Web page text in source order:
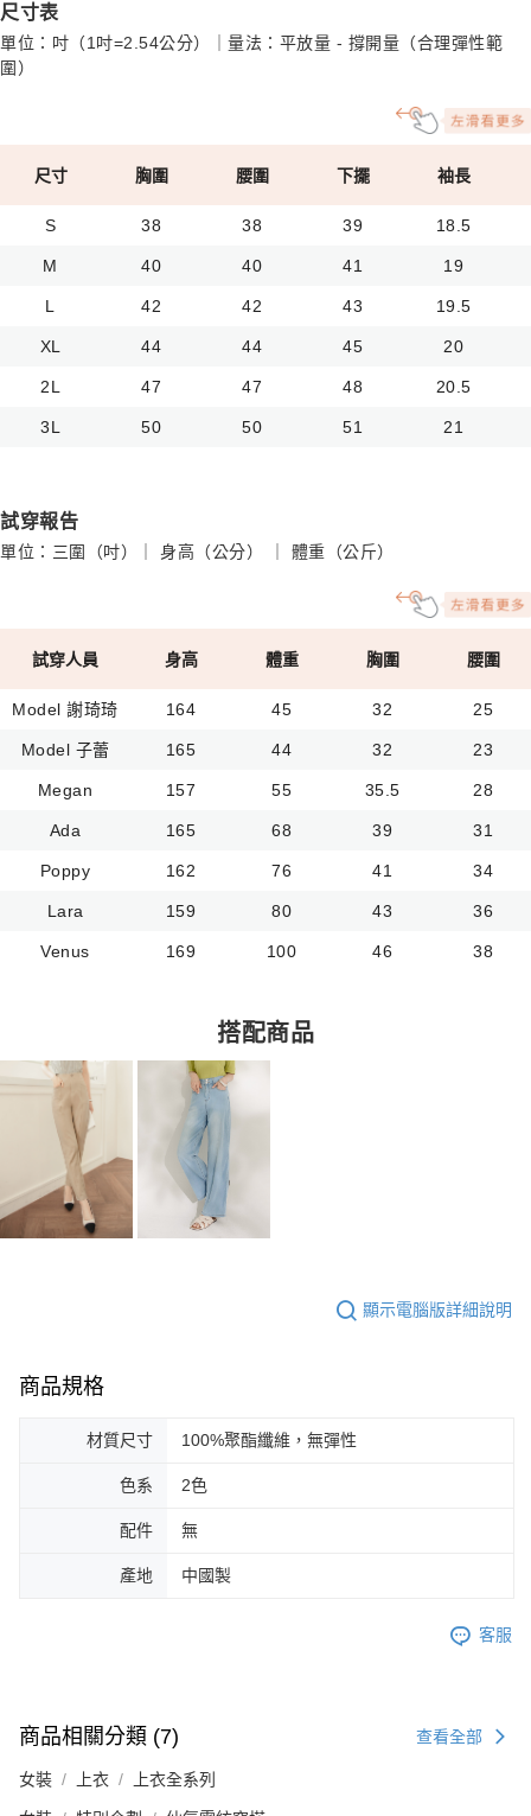
尺寸表
單位：吋（1吋=2.54公分）｜量法：平放量 - 撐開量（合理彈性範
圍）
尺寸 胸圍 腰圍 下擺 袖長
S 38 38 39 18.5
M 40 40 41 19
L 42 42 43 19.5
XL 44 44 45 20
2L 47 47 48 20.5
3L 50 50 51 21
試穿報告
單位：三圍（吋）｜ 身高（公分） ｜ 體重（公斤）
試穿人員 身高 體重 胸圍 腰圍
Model 謝琦琦 164 45 32 25
Model 子蕾 165 44 32 23
Megan 157 55 35.5 28
Ada 165 68 39 31
Poppy 162 76 41 34
Lara 159 80 43 36
Venus 169 100 46 38
搭配商品
顯示電腦版詳細說明
商品規格
材質尺寸 100%聚酯纖維，無彈性
色系 2色
配件 無
產地 中國製
客服
商品相關分類 (7) 查看全部
女裝 上衣 上衣全系列